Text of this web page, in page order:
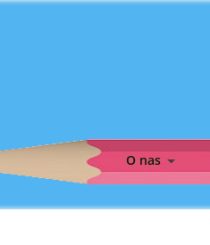
O nas